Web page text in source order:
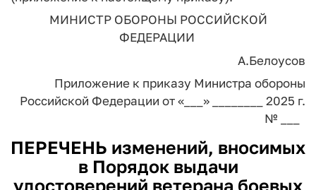
МИНИСТР ОБОРОНЫ РОССИЙСКОЙ
ФЕДЕРАЦИИ
А.Белоусов
Приложение к приказу Министра обороны
Российской Федерации от «___» ________ 2025 г.
№ ___
ПЕРЕЧЕНЬ изменений, вносимых
в Порядок выдачи
удостоверений ветерана боевых